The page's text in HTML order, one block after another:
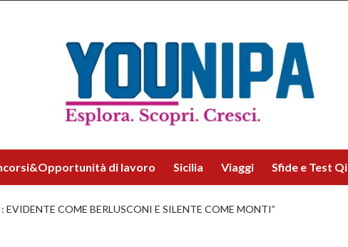
di lavoro Sicilia Viaggi Sfide e Test Qi
COME BERLUSCONI E SILENTE COME MONTI”